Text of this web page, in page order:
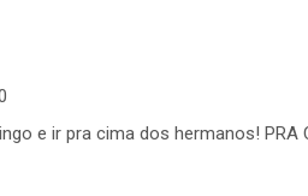
e ir pra cima dos hermanos! PRA